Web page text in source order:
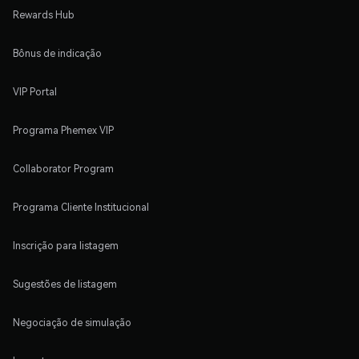
Rewards Hub
Bônus de indicação
VIP Portal
Programa Phemex VIP
Collaborator Program
Programa Cliente Institucional
Inscrição para listagem
Sugestões de listagem
Negociação de simulação